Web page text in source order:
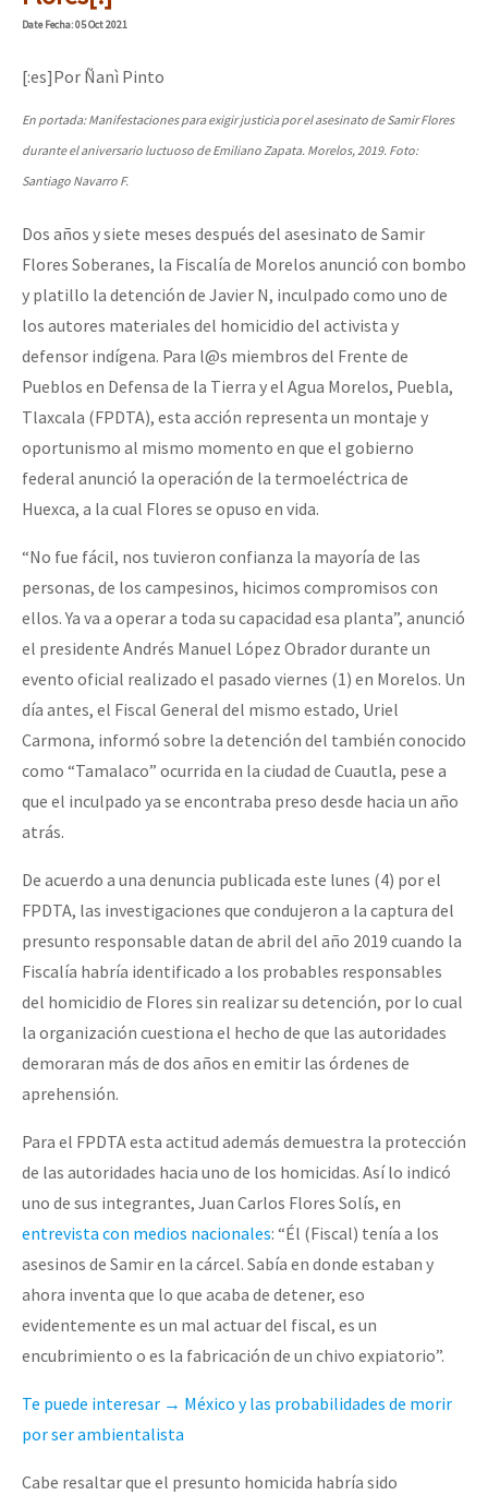
Mundo
AutonomÍa y Resistencia
Megaproyectos
Migración
Presos
Mujeres
Niñxs
ETIQUETAS
MULTIMEDIA
Audio
Fotorreportaje
Video
Otras secciones
Semillero Guerra contra la Humanidad. (Las poblaciones y
la naturaleza bajo asedio)
Libros para descargar
Medios Libres
COVID-19
Eventos
Contacto
“Sonhando a Terra do Bem Virá” se publica no Estado Espanhol
Se o México sabe, que o mundo saiba! Nossas lutas pela
[25 abr – CDMX] Tokín por el CNI: 30 años de Resistencia y
DateFecha: 05 Oct 2021
[:es]Por Ñanì Pinto
En portada: Manifestaciones para exigir justicia por el asesinato de Samir Flores
durante el aniversario luctuoso de Emiliano Zapata. Morelos, 2019. Foto:
Santiago Navarro F.
Dos años y siete meses después del asesinato de Samir
Flores Soberanes, la Fiscalía de Morelos anunció con bombo
y platillo la detención de Javier N, inculpado como uno de
los autores materiales del homicidio del activista y
defensor indígena. Para l@s miembros del Frente de
Pueblos en Defensa de la Tierra y el Agua Morelos, Puebla,
Tlaxcala (FPDTA), esta acción representa un montaje y
oportunismo al mismo momento en que el gobierno
federal anunció la operación de la termoeléctrica de
Huexca, a la cual Flores se opuso en vida.
“No fue fácil, nos tuvieron confianza la mayoría de las
personas, de los campesinos, hicimos compromisos con
ellos. Ya va a operar a toda su capacidad esa planta”, anunció
el presidente Andrés Manuel López Obrador durante un
evento oficial realizado el pasado viernes (1) en Morelos. Un
día antes, el Fiscal General del mismo estado, Uriel
Carmona, informó sobre la detención del también conocido
como “Tamalaco” ocurrida en la ciudad de Cuautla, pese a
que el inculpado ya se encontraba preso desde hacia un año
atrás.
De acuerdo a una denuncia publicada este lunes (4) por el
FPDTA, las investigaciones que condujeron a la captura del
presunto responsable datan de abril del año 2019 cuando la
Fiscalía habría identificado a los probables responsables
del homicidio de Flores sin realizar su detención, por lo cual
la organización cuestiona el hecho de que las autoridades
demoraran más de dos años en emitir las órdenes de
aprehensión.
Para el FPDTA esta actitud además demuestra la protección
de las autoridades hacia uno de los homicidas. Así lo indicó
uno de sus integrantes, Juan Carlos Flores Solís, en
entrevista con medios nacionales: “Él (Fiscal) tenía a los
asesinos de Samir en la cárcel. Sabía en donde estaban y
ahora inventa que lo que acaba de detener, eso
evidentemente es un mal actuar del fiscal, es un
encubrimiento o es la fabricación de un chivo expiatorio”.
Te puede interesar → México y las probabilidades de morir
por ser ambientalista
Cabe resaltar que el presunto homicida habría sido